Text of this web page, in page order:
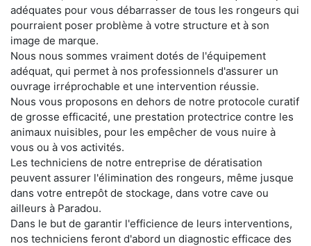
adéquates pour vous débarrasser de tous les rongeurs qui
pourraient poser problème à votre structure et à son
image de marque.
Nous nous sommes vraiment dotés de l'équipement
adéquat, qui permet à nos professionnels d'assurer un
ouvrage irréprochable et une intervention réussie.
Nous vous proposons en dehors de notre protocole curatif
de grosse efficacité, une prestation protectrice contre les
animaux nuisibles, pour les empêcher de vous nuire à
vous ou à vos activités.
Les techniciens de notre entreprise de dératisation
peuvent assurer l'élimination des rongeurs, même jusque
dans votre entrepôt de stockage, dans votre cave ou
ailleurs à Paradou.
Dans le but de garantir l'efficience de leurs interventions,
nos techniciens feront d'abord un diagnostic efficace des